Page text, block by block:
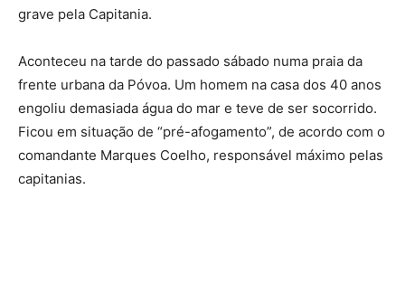
grave pela Capitania.
Aconteceu na tarde do passado sábado numa praia da
frente urbana da Póvoa. Um homem na casa dos 40 anos
engoliu demasiada água do mar e teve de ser socorrido.
Ficou em situação de “pré-afogamento”, de acordo com o
comandante Marques Coelho, responsável máximo pelas
capitanias.